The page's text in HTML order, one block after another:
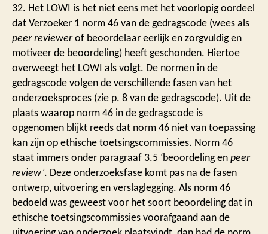
32. Het LOWI is het niet eens met het voorlopig oordeel
dat Verzoeker 1 norm 46 van de gedragscode (wees als
peer reviewerof beoordelaar eerlijk en zorgvuldig en
motiveer de beoordeling) heeft geschonden. Hiertoe
overweegt het LOWI als volgt. De normen in de
gedragscode volgen de verschillende fasen van het
onderzoeksproces (zie p. 8 van de gedragscode). Uit de
plaats waarop norm 46 in de gedragscode is
opgenomen blijkt reeds dat norm 46 niet van toepassing
kan zijn op ethische toetsingscommissies. Norm 46
staat immers onder paragraaf 3.5 ‘beoordeling enpeer
review’. Deze onderzoeksfase komt pas na de fasen
ontwerp, uitvoering en verslaglegging. Als norm 46
bedoeld was geweest voor het soort beoordeling dat in
ethische toetsingscommissies voorafgaand aan de